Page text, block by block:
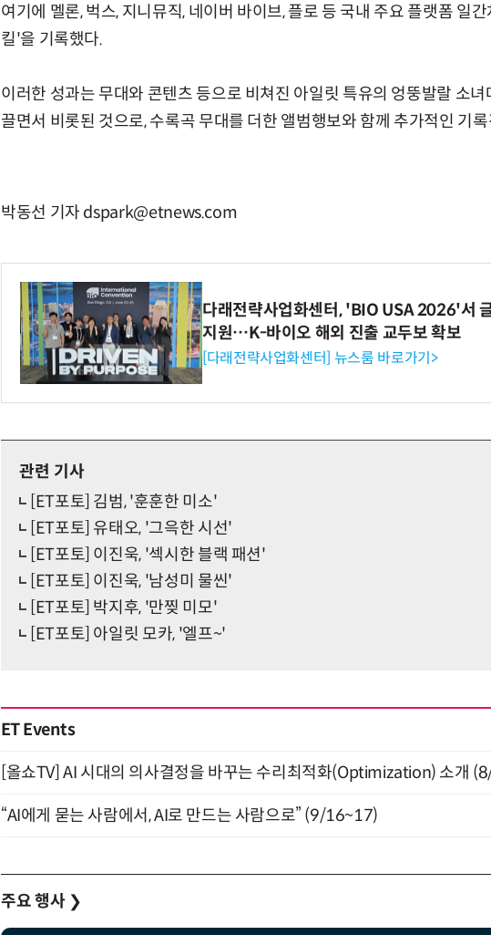
여기에 멜론, 벅스, 지니뮤직, 네이버 바이브, 플로 등 국내 주요 플랫폼 일
킬'을 기록했다.
이러한 성과는 무대와 콘텐츠 등으로 비쳐진 아일릿 특유의 엉뚱발랄 소
끌면서 비롯된 것으로, 수록곡 무대를 더한 앨범행보와 함께 추가적인 기
박동선 기자 dspark@etnews.com
다래전략사업화센터, 'BIO USA 2026'서
지원…K-바이오 해외 진출 교두보 확보
[다래전략사업화센터] 뉴스룸 바로가기>
관련 기사
[ET포토] 김범, '훈훈한 미소'
[ET포토] 유태오, '그윽한 시선'
[ET포토] 이진욱, '섹시한 블랙 패션'
[ET포토] 이진욱, '남성미 물씬'
[ET포토] 박지후, '만찢 미모'
[ET포토] 아일릿 모카, '엘프~'
ET Events
[올쇼TV] AI 시대의 의사결정을 바꾸는 수리최적화(Optimization) 소개
“AI에게 묻는 사람에서, AI로 만드는 사람으로” (9/16~17)
주요 행사 ❯